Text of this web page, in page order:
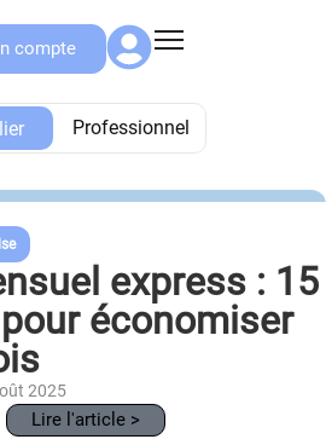
compte
Professionnel
express : 15
économiser
2025
Lire l'article >